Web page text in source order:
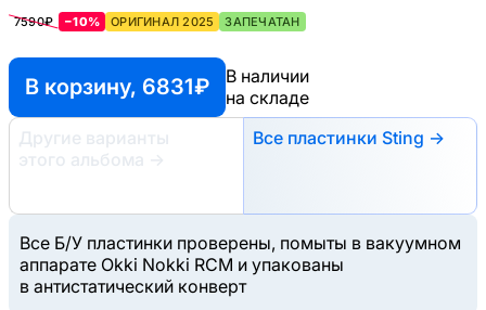
7590₽ −10% ОРИГИНАЛ 2025 ЗАПЕЧАТАН
В корзину, 6831 ₽
В наличии
на складе
Другие варианты
этого альбома
→
Все пластинки Sting →
Все Б/У пластинки проверены, помыты в вакуумном
аппарате Okki Nokki RCM и упакованы
в антистатический конверт